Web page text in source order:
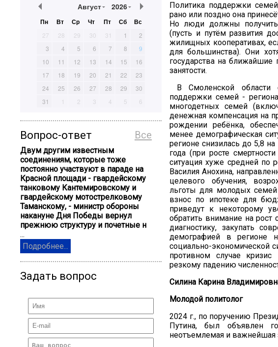
Август 2026
Пн Вт Ср Чт Пт Сб Вс
27 28 29 30 31 1
2
3
4 5 6 7 8
9
10
11 12 13 14 15
16
17
18 19 20 21 22
23
24
25 26 27 28 29
30
31
1 2 3 4 5 6
Все
Вопрос-ответ
Двум другим известным
соединениям, которые тоже
постоянно участвуют в параде на
Красной площади - гвардейскому
танковому Кантемировскому и
гвардейскому мотострелковому
Таманскому, - министр обороны
накануне Дня Победы вернул
прежнюю структуру и почетные н
...
Подробнее...
Задать вопрос
Политика поддержки
рано или поздно она
Но люди должны
(пусть и путём развития
жилищных кооперативах,
для большинства). Они
государства на ближайшие
занятости.
В Смоленской области
поддержки семей -
многодетных семей
денежная компенсация на
рождении ребёнка,
менее демографическая
регионе снизилась до 5,8
года (при росте
ситуация хуже средней по
Василия Анохина,
целевого обучения,
льготы для молодых
взнос по ипотеке для
приведут к некоторому
обратить внимание на
диагностику, закупать
демографией в регионе
социально-экономической
противном случае
резкому падению
Силина Карина
Молодой политолог
2024 г., по поручению
Путина, был объявлен
неотъемлемая и важнейшая